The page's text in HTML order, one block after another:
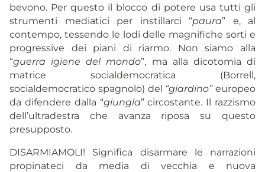
bevono. Per questo il blocco di potere usa tutti gli
strumenti mediatici per instillarci “paura” e, al
contempo, tessendo le lodi delle magnifiche sorti e
progressive dei piani di riarmo. Non siamo alla
“guerra igiene del mondo”, ma alla dicotomia di
matrice socialdemocratica (Borrell,
socialdemocratico spagnolo) del “giardino”europeo
da difendere dalla “giungla” circostante. Il razzismo
dell’ultradestra che avanza riposa su questo
presupposto.
DISARMIAMOLI! Significa disarmare le narrazioni
propinateci da media di vecchia e nuova